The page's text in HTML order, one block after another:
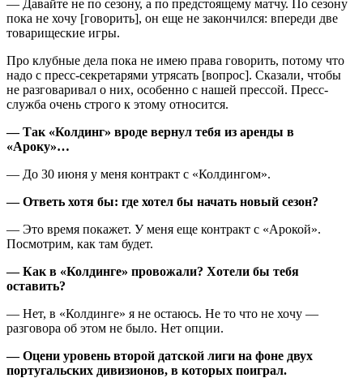
— Давайте не по сезону, а по предстоящему матчу. По сезону
пока не хочу [говорить], он еще не закончился: впереди две
товарищеские игры.
Про клубные дела пока не имею права говорить, потому что
надо с пресс-секретарями утрясать [вопрос]. Сказали, чтобы
не разговаривал о них, особенно с нашей прессой. Пресс-
служба очень строго к этому относится.
— Так «Колдинг» вроде вернул тебя из аренды в
«Ароку»…
— До 30 июня у меня контракт с «Колдингом».
— Ответь хотя бы: где хотел бы начать новый сезон?
— Это время покажет. У меня еще контракт с «Арокой».
Посмотрим, как там будет.
— Как в «Колдинге» провожали? Хотели бы тебя
оставить?
— Нет, в «Колдинге» я не остаюсь. Не то что не хочу —
разговора об этом не было. Нет опции.
— Оцени уровень второй датской лиги на фоне двух
португальских дивизионов, в которых поиграл.